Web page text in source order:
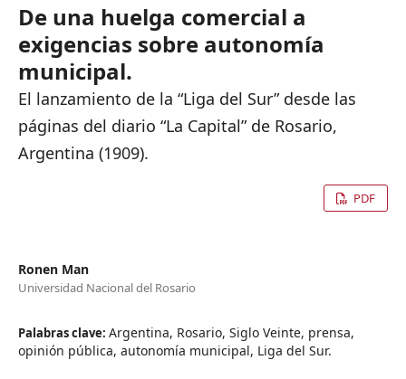
De una huelga comercial a
exigencias sobre autonomía
municipal.
El lanzamiento de la “Liga del Sur” desde las
páginas del diario “La Capital” de Rosario,
Argentina (1909).
PDF
Ronen Man
Universidad Nacional del Rosario
Palabras clave: Argentina, Rosario, Siglo Veinte, prensa,
opinión pública, autonomía municipal, Liga del Sur.